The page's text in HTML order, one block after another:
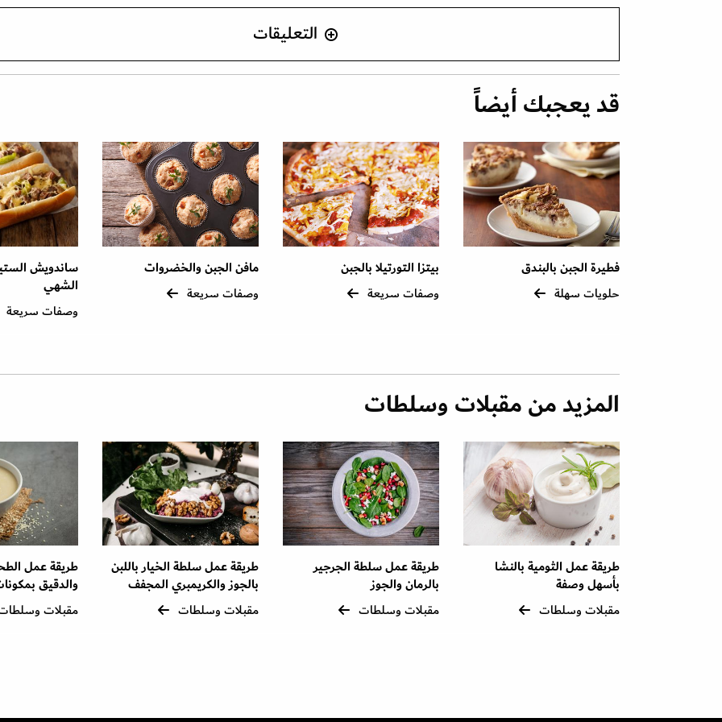
التعليقات
قد يعجبك أيضاً
فطيرة الجبن بالبندق
حلويات سهلة
بيتزا التورتيلا بالجبن
وصفات سريعة
مافن الجبن والخضروات
وصفات سريعة
ساندويش
الشهي
وصفات سريعة
المزيد من مقبلات وسلطات
طريقة عمل الثومية بالنشا
بأسهل وصفة
مقبلات وسلطات
طريقة عمل سلطة الجرجير
بالرمان والجوز
مقبلات وسلطات
طريقة عمل سلطة الخيار باللبن
بالجوز والكريمبري المجفف
مقبلات وسلطات
طريقة عمل
والدقيق
مقبلات